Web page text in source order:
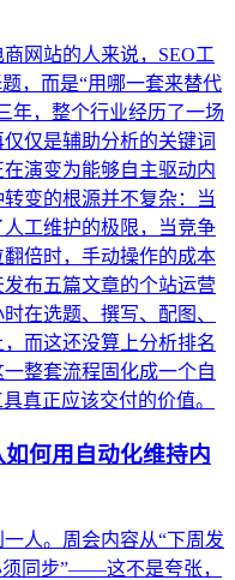
网站的人来说，SEO工
，而是“用哪一套来替代
年，整个行业经历了一场
仅是辅助分析的关键词
演变为能够自主驱动内
变的根源并不复杂：当
工维护的极限，当竞争
倍时，手动操作的成本
布五篇文章的个站运营
在选题、撰写、配图、
而这还没算上分析排名
整套流程固化成一个自
真正应该交付的价值。
何用自动化维持内
人。周会内容从“下周发
须同步”——这不是夸张，